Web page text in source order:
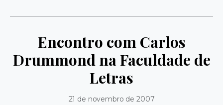
Encontro com Carlos
Drummond na Faculdade de
Letras
21 de novembro de 2007